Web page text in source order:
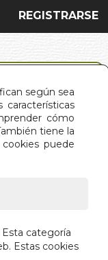
según sea
cómo
tiene la
puede
categoría
Estas cookies
REGISTRARSE
DEL